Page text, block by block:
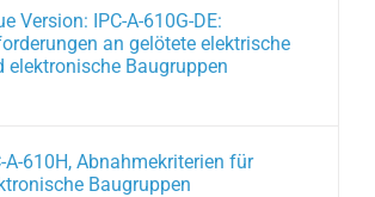
Version: IPC-A-610G-DE:
an gelötete elektrische
elektronische Baugruppen
A-610H, Abnahmekriterien für
Baugruppen